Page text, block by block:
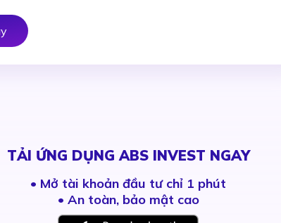
TẢI ỨNG DỤNG ABS INVEST NGAY
• Mở tài khoản đầu tư chỉ 1 phút
• An toàn, bảo mật cao